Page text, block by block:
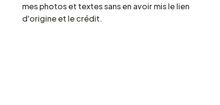
mes photos et textes sans en avoir mis le lien
d'origine et le crédit.